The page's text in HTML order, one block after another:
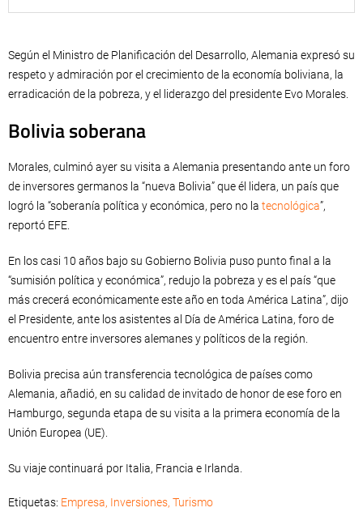
Según el Ministro de Planificación del Desarrollo, Alemania expresó su
respeto y admiración por el crecimiento de la economía boliviana, la
erradicación de la pobreza, y el liderazgo del presidente Evo Morales.
Bolivia soberana
Morales, culminó ayer su visita a Alemania presentando ante un foro
de inversores germanos la “nueva Bolivia” que él lidera, un país que
logró la “soberanía política y económica, pero no la tecnológica”,
reportó EFE.
En los casi 10 años bajo su Gobierno Bolivia puso punto final a la
“sumisión política y económica”, redujo la pobreza y es el país “que
más crecerá económicamente este año en toda América Latina”, dijo
el Presidente, ante los asistentes al Día de América Latina, foro de
encuentro entre inversores alemanes y políticos de la región.
Bolivia precisa aún transferencia tecnológica de países como
Alemania, añadió, en su calidad de invitado de honor de ese foro en
Hamburgo, segunda etapa de su visita a la primera economía de la
Unión Europea (UE).
Su viaje continuará por Italia, Francia e Irlanda.
Etiquetas: Empresa, Inversiones, Turismo